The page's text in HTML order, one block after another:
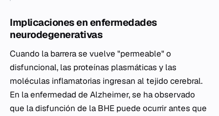
Implicaciones en enfermedades
neurodegenerativas
Cuando la barrera se vuelve "permeable" o
disfuncional, las proteínas plasmáticas y las
moléculas inflamatorias ingresan al tejido cerebral.
En la enfermedad de Alzheimer, se ha observado
que la disfunción de la BHE puede ocurrir antes que